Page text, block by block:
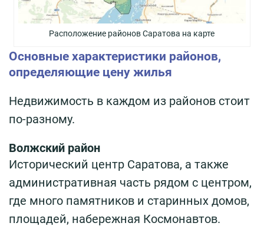
Расположение районов Саратова на карте
Основные характеристики районов,
определяющие цену жилья
Недвижимость в каждом из районов стоит
по-разному.
Волжский район
Исторический центр Саратова, а также
административная часть рядом с центром,
где много памятников и старинных домов,
площадей, набережная Космонавтов.